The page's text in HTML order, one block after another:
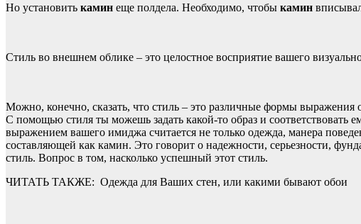
Но установить камин еще полдела. Необходимо, чтобы камин
Стиль во внешнем облике – это целостное восприятие вашего
Можно, конечно, сказать, что стиль – это различные формы
С помощью стиля ты можешь задать какой-то образ и
выражением вашего имиджа считается не только одежда, манера
составляющей как камин. Это говорит о надежности, серьезности,
стиль. Вопрос в том, насколько успешный этот стиль.
ЧИТАТЬ ТАКЖЕ: Одежда для Ваших стен, или какими бывают обои